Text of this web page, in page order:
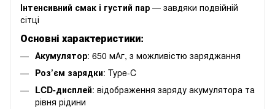
Інтенсивний смак і густий пар — завдяки подвійній
сітці
Основні характеристики:
Акумулятор: 650 мАг, з можливістю заряджання
Роз’єм зарядки: Type-C
LCD-дисплей: відображення заряду акумулятора та
рівня рідини